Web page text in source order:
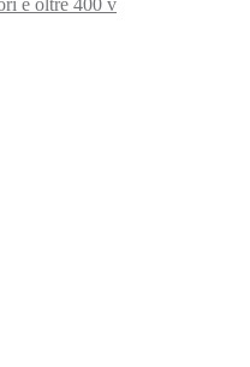
e oltre 400 v